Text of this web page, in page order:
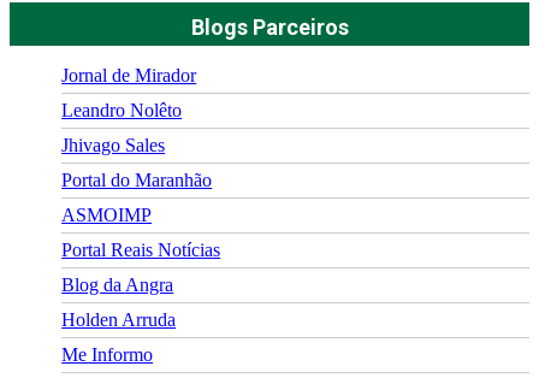
Blogs Parceiros
Jornal de Mirador
Leandro Nolêto
Jhivago Sales
Portal do Maranhão
ASMOIMP
Portal Reais Notí­cias
Blog da Angra
Holden Arruda
Me Informo